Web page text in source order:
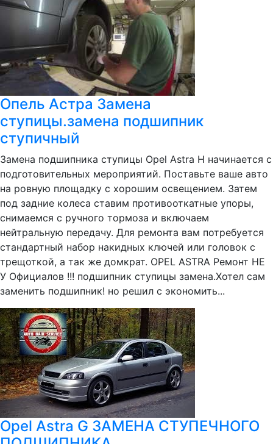
Опель Астра Замена
ступицы.замена подшипник
ступичный
Замена подшипника ступицы Opel Astra H начинается с
подготовительных мероприятий. Поставьте ваше авто
на ровную площадку с хорошим освещением. Затем
под задние колеса ставим противооткатные упоры,
снимаемся с ручного тормоза и включаем
нейтральную передачу. Для ремонта вам потребуется
стандартный набор накидных ключей или головок с
трещоткой, а так же домкрат. OPEL ASTRA Ремонт НЕ
У Официалов !!! подшипник ступицы замена.Хотел сам
заменить подшипник! но решил с экономить...
Opel Astra G ЗАМЕНА СТУПЕЧНОГО